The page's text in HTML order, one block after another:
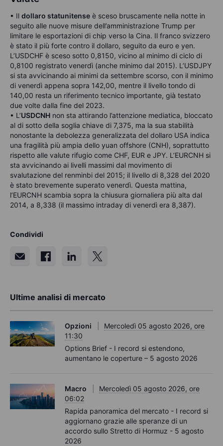
• Il dollaro statunitense è sceso bruscamente nella notte in
seguito alle nuove misure dell’amministrazione Trump per
limitare le esportazioni di chip verso la Cina. Il franco svizzero
è stato il più forte contro il dollaro, seguito da euro e yen.
L’USDCHF è sceso sotto 0,8150, vicino al minimo di ciclo di
0,8100 registrato venerdì (anche minimo dal 2015). L’USDJPY
si sta avvicinando ai minimi da settembre scorso, con il minimo
di venerdì appena sopra 142,00, mentre il livello tondo di
140,00 resta un riferimento tecnico importante, già testato
due volte dalla fine del 2023.
• L’USDCNH non sta attirando l’attenzione mediatica, bloccato
al di sotto della soglia chiave di 7,375, ma la sua stabilità
nonostante la debolezza generalizzata del dollaro USA indica
una fragilità più ampia dello yuan offshore (CNH), soprattutto
rispetto alle valute rifugio come CHF, EUR e JPY. L’EURCNH si
sta avvicinando ai livelli massimi dal movimento di
svalutazione del renminbi del 2015; il livello di 8,328 del 2020
è stato brevemente superato venerdì. Questa mattina,
l’EURCNH scambia sopra la chiusura giornaliera più alta dal
2014, a 8,338 (il massimo intraday di venerdì era 8,387).
Condividi
Ultime analisi di mercato
Opzioni
Mercoledì 05 agosto 2026, ore
11:30
Options Brief - I record si estendono,
aumentano le coperture – 5 agosto 2026
Macro
Mercoledì 05 agosto 2026, ore
06:02
Rapida panoramica del mercato - I record si
aggiornano grazie alle speranze di un
accordo sullo Stretto di Hormuz - 5 agosto
2026